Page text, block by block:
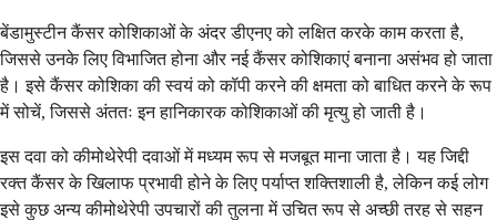
बेंडामुस्टीन कैंसर कोशिकाओं के अंदर डीएनए को लक्षित करके काम करता है,
जिससे उनके लिए विभाजित होना और नई कैंसर कोशिकाएं बनाना असंभव हो जाता
है। इसे कैंसर कोशिका की स्वयं को कॉपी करने की क्षमता को बाधित करने के रूप
में सोचें, जिससे अंततः इन हानिकारक कोशिकाओं की मृत्यु हो जाती है।
इस दवा को कीमोथेरेपी दवाओं में मध्यम रूप से मजबूत माना जाता है। यह जिद्दी
रक्त कैंसर के खिलाफ प्रभावी होने के लिए पर्याप्त शक्तिशाली है, लेकिन कई लोग
इसे कुछ अन्य कीमोथेरेपी उपचारों की तुलना में उचित रूप से अच्छी तरह से सहन